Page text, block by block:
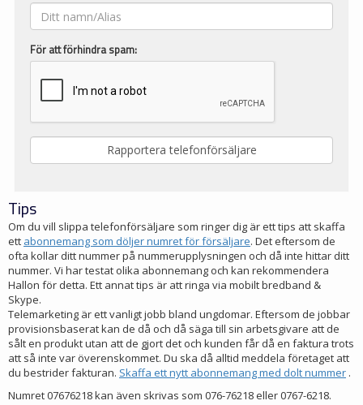
För att förhindra spam:
Tips
Om du vill slippa telefonförsäljare som ringer dig är ett tips att skaffa
ett abonnemang som döljer numret för försäljare. Det eftersom de
ofta kollar ditt nummer på nummerupplysningen och då inte hittar ditt
nummer. Vi har testat olika abonnemang och kan rekommendera
Hallon för detta. Ett annat tips är att ringa via mobilt bredband &
Skype.
Telemarketing är ett vanligt jobb bland ungdomar. Eftersom de jobbar
provisionsbaserat kan de då och då säga till sin arbetsgivare att de
sålt en produkt utan att de gjort det och kunden får då en faktura trots
att så inte var överenskommet. Du ska då alltid meddela företaget att
du bestrider fakturan. Skaffa ett nytt abonnemang med dolt nummer .
Numret 07676218 kan även skrivas som 076-76218 eller 0767-6218.